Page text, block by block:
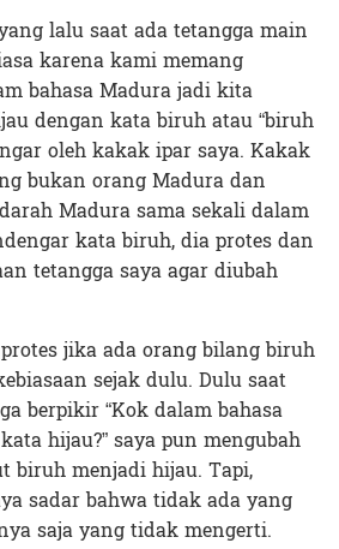
lalu saat ada tetangga main
karena kami memang
bahasa Madura jadi kita
dengan kata biruh atau “biruh
oleh kakak ipar saya. Kakak
bukan orang Madura dan
Madura sama sekali dalam
kata biruh, dia protes dan
tetangga saya agar diubah
jika ada orang bilang biruh
sejak dulu. Dulu saat
berpikir “Kok dalam bahasa
hijau?” saya pun mengubah
biruh menjadi hijau. Tapi,
sadar bahwa tidak ada yang
saja yang tidak mengerti.